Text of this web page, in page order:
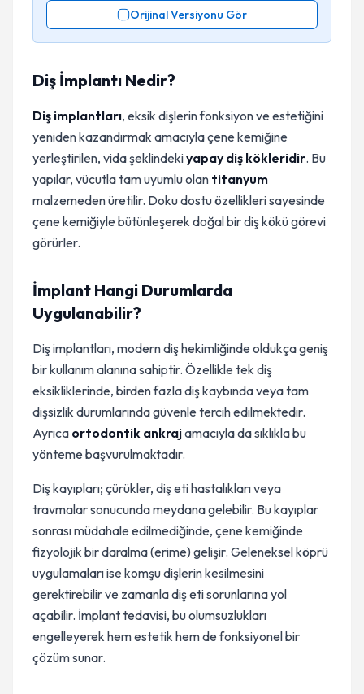
Orijinal Versiyonu Gör
Diş İmplantı Nedir?
Diş implantları, eksik dişlerin fonksiyon ve estetiğini
yeniden kazandırmak amacıyla çene kemiğine
yerleştirilen, vida şeklindekiyapay diş kökleridir. Bu
yapılar, vücutla tam uyumlu olan titanyum
malzemeden üretilir. Doku dostu özellikleri sayesinde
çene kemiğiyle bütünleşerek doğal bir diş kökü görevi
görürler.
İmplant Hangi Durumlarda
Uygulanabilir?
Diş implantları, modern diş hekimliğinde oldukça geniş
bir kullanım alanına sahiptir. Özellikle tek diş
eksikliklerinde, birden fazla diş kaybında veya tam
dişsizlik durumlarında güvenle tercih edilmektedir.
Ayrıca ortodontik ankrajamacıyla da sıklıkla bu
yönteme başvurulmaktadır.
Diş kayıpları; çürükler, diş eti hastalıkları veya
travmalar sonucunda meydana gelebilir. Bu kayıplar
sonrası müdahale edilmediğinde, çene kemiğinde
fizyolojik bir daralma (erime) gelişir. Geleneksel köprü
uygulamaları ise komşu dişlerin kesilmesini
gerektirebilir ve zamanla diş eti sorunlarına yol
açabilir. İmplant tedavisi, bu olumsuzlukları
engelleyerek hem estetik hem de fonksiyonel bir
çözüm sunar.